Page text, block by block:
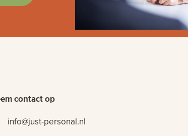
contact op
info@just-personal.nl